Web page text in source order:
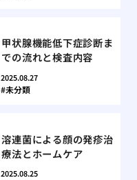
甲状腺機能低下症診断ま
での流れと検査内容
2025.08.27
未分類
溶連菌による顔の発疹治
療法とホームケア
2025.08.25